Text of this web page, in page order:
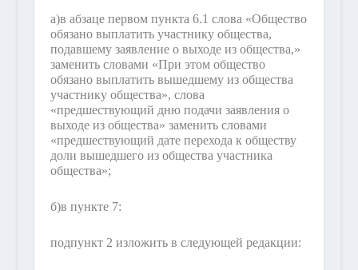
а)в абзаце первом пункта 6.1 слова «Общество
обязано выплатить участнику общества,
подавшему заявление о выходе из общества,»
заменить словами «При этом общество
обязано выплатить вышедшему из общества
участнику общества», слова
«предшествующий дню подачи заявления о
выходе из общества» заменить словами
«предшествующий дате перехода к обществу
доли вышедшего из общества участника
общества»;
б)в пункте 7:
подпункт 2 изложить в следующей редакции: